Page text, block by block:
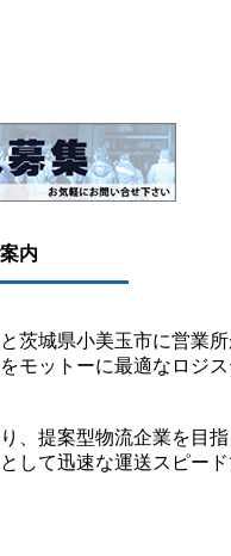
内
茨城県小美玉市に営業
ットーに最適なロジス
、提案型物流企業を目
して迅速な運送スピー